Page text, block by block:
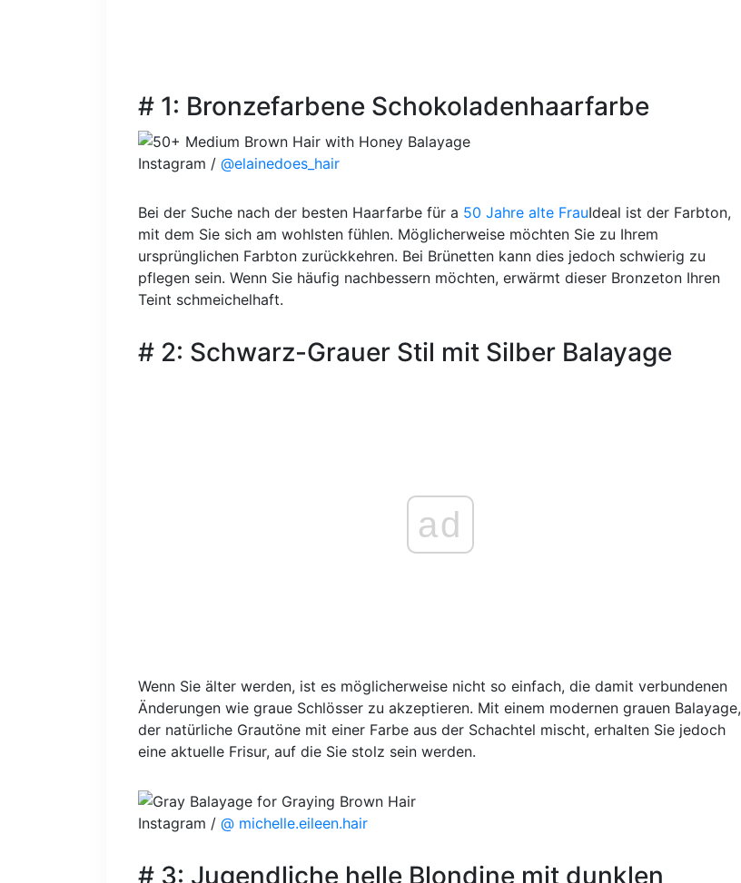
# 1: Bronzefarbene Schokoladenhaarfarbe
Instagram / @elainedoes_hair
Bei der Suche nach der besten Haarfarbe für a 50 Jahre alte FrauIdeal ist der Farbton,
mit dem Sie sich am wohlsten fühlen. Möglicherweise möchten Sie zu Ihrem
ursprünglichen Farbton zurückkehren. Bei Brünetten kann dies jedoch schwierig zu
pflegen sein. Wenn Sie häufig nachbessern möchten, erwärmt dieser Bronzeton Ihren
Teint schmeichelhaft.
# 2: Schwarz-Grauer Stil mit Silber Balayage
ad
Wenn Sie älter werden, ist es möglicherweise nicht so einfach, die damit verbundenen
Änderungen wie graue Schlösser zu akzeptieren. Mit einem modernen grauen Balayage,
der natürliche Grautöne mit einer Farbe aus der Schachtel mischt, erhalten Sie jedoch
eine aktuelle Frisur, auf die Sie stolz sein werden.
Instagram / @ michelle.eileen.hair
# 3: Jugendliche helle Blondine mit dunklen